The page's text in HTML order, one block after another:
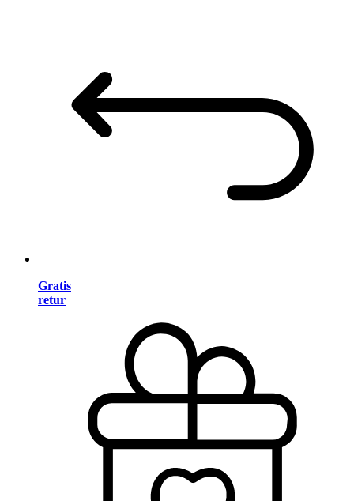
Gratis
retur